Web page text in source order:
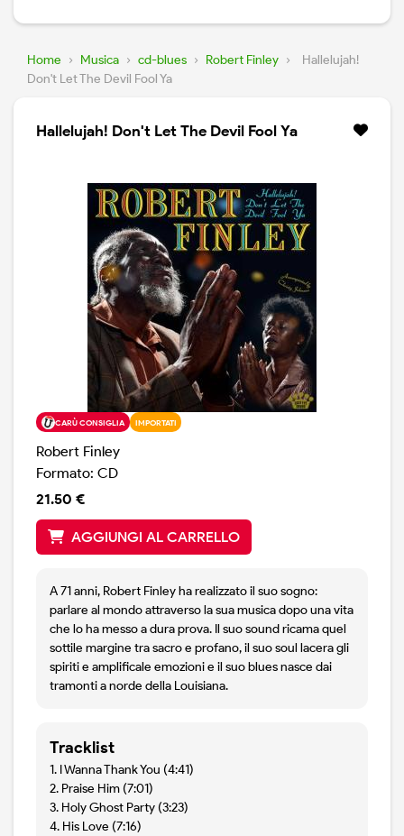
Home › Musica › cd-blues › Robert Finley ›
Hallelujah!
Don't Let The Devil Fool Ya
Hallelujah! Don't Let The Devil Fool Ya
CARÙ CONSIGLIA IMPORTATI
Robert Finley
Formato: CD
21.50 €
AGGIUNGI AL CARRELLO
A 71 anni, Robert Finley ha realizzato il suo sogno:
parlare al mondo attraverso la sua musica dopo una vita
che lo ha messo a dura prova. Il suo sound ricama quel
sottile margine tra sacro e profano, il suo soul lacera gli
spiriti e amplificale emozioni e il suo blues nasce dai
tramonti a norde della Louisiana.
Tracklist
1. I Wanna Thank You (4:41)
2. Praise Him (7:01)
3. Holy Ghost Party (3:23)
4. His Love (7:16)